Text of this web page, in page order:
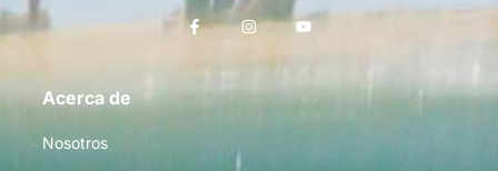
Acerca de
Nosotros